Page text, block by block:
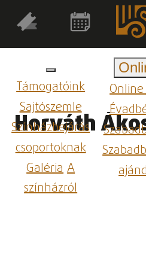
Támogatóink
Sajtószemle
Színházbejárás
csoportoknak
GalériaA
színházról
Horváth